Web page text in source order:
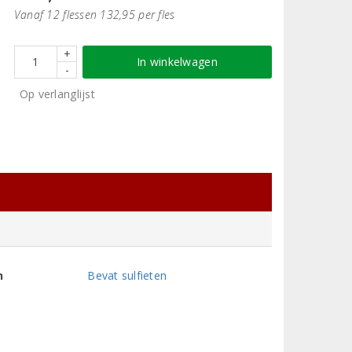
Vanaf 12 flessen 132,95 per fles
+
-
In winkelwagen
Op verlanglijst
Bevat sulfieten